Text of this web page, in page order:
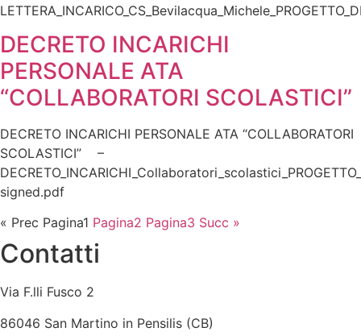
DECRETO INCARICHI
PERSONALE ATA
“COLLABORATORI SCOLASTICI”
DECRETO INCARICHI PERSONALE ATA “COLLABORATORI
SCOLASTICI” –
signed.pdf
« Prec Pagina1 Pagina2 Pagina3 Succ »
Contatti
Via F.lli Fusco 2
86046 San Martino in Pensilis (CB)